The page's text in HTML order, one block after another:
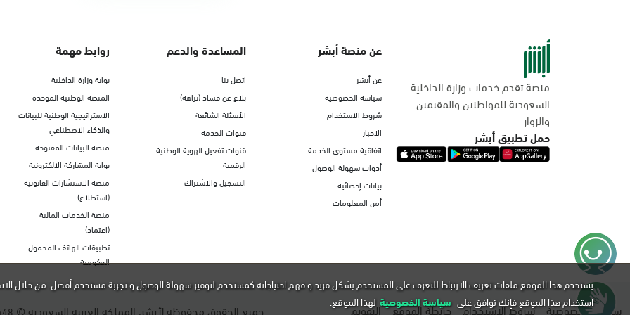
منصة تقدم خدمات وزارة الداخلية
السعودية للمواطنين والمقيمين
والزوار
حمل تطبيق أبشر
عن منصة أبشر
عن أبشر
سياسة الخصوصية
شروط الاستخدام
الاخبار
اتفاقية مستوى الخدمة
أدوات سهولة الوصول
بيانات إحصائية
أمن المعلومات
المساعدة والدعم
اتصل بنا
بلاغ عن فساد (نزاهة)
الأسئلة الشائعة
قنوات الخدمة
قنوات تفعيل الهوية الوطنية
الرقمية
التسجيل والاشتراك
روابط مهمة
بوابة وزارة الداخلية
المنصة الوطنية الموحدة
الاستراتيجية الوطنية للبيانات
والذكاء الاصطناعي
منصة البيانات المفتوحة
بوابة المشاركة الالكترونية
منصة الاستشارات القانونية
(استطلاع)
منصة الخدمات المالية
(اعتماد)
تطبيقات الهاتف المحمول
الحكومية
سياسة الخصوصية شروط الاستخدام خريطة الموقع التقويم جميع الحقوق محفوظة لأبشر، المملكة العربية السعودية ©
يستخدم هذا الموقع ملفات تعريف الارتباط للتعرف على المستخدم بشكل فريد و فهم احتياجاته كمستخدم لتوفير سهولة الوصول و تجربة مستخدم أفضل. من خلال
استخدام هذا الموقع فإنك توافق على سياسة الخصوصية لهذا الموقع.